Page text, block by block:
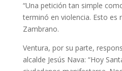
“Una petición tan simple
terminó en violencia. Esto es
Zambrano.
Ventura, por su parte,
alcalde Jesús Nava: “Hoy